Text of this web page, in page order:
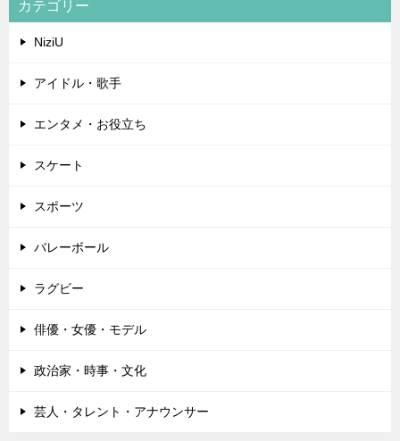
カテゴリー
NiziU
アイドル・歌手
エンタメ・お役立ち
スケート
スポーツ
バレーボール
ラグビー
俳優・女優・モデル
政治家・時事・文化
芸人・タレント・アナウンサー